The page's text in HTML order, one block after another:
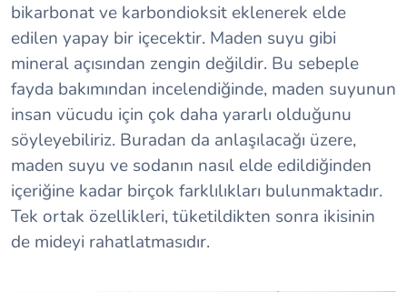
bikarbonat ve karbondioksit eklenerek elde
edilen yapay bir içecektir. Maden suyu gibi
mineral açısından zengin değildir. Bu sebeple
fayda bakımından incelendiğinde, maden suyunun
insan vücudu için çok daha yararlı olduğunu
söyleyebiliriz. Buradan da anlaşılacağı üzere,
maden suyu ve sodanın nasıl elde edildiğinden
içeriğine kadar birçok farklılıkları bulunmaktadır.
Tek ortak özellikleri, tüketildikten sonra ikisinin
de mideyi rahatlatmasıdır.